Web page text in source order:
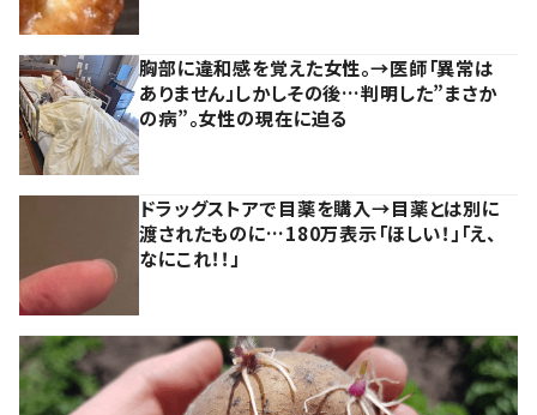
胸部に違和感を覚えた女性。→医師「異常は
ありません」しかしその後…判明した”まさか
の病”。女性の現在に迫る
ドラッグストアで目薬を購入→目薬とは別に
渡されたものに…180万表示「ほしい！」「え、
なにこれ！！」